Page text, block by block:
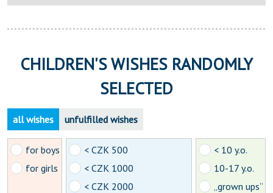
CHILDREN'S WISHES RANDOMLY
SELECTED
all wishes unfulfilled wishes
for boys
for girls
< CZK 500
< CZK 1000
< CZK 2000
< 10 y.o.
10-17 y.o.
„grown ups“